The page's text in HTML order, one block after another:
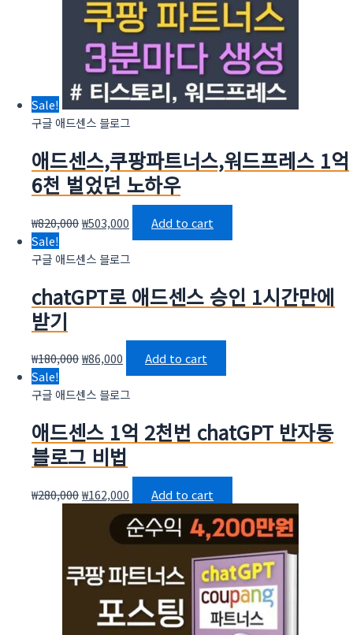
Sale!
구글 애드센스 블로그
애드센스,쿠팡파트너스,워드프레스 1억
6천 벌었던 노하우
₩820,000₩503,000
Add to cart
Sale!
구글 애드센스 블로그
chatGPT로 애드센스 승인 1시간만에
받기
₩180,000₩86,000
Add to cart
Sale!
구글 애드센스 블로그
애드센스 1억 2천번 chatGPT 반자동
블로그 비법
₩280,000₩162,000 Add to cart